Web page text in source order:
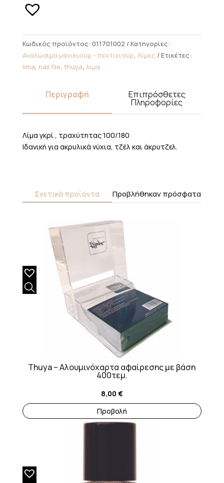
Γκρί
100/180
Κωδικός προϊόντος: 011701002
Κατηγορίες:
Αναλώσιμα μανικιούρ - πεντικιούρ, Λίμες
Ετικέτες:
lima, nail file, thuya, λιμα
Περιγραφή Επιπρόσθετες
Πληροφορίες
Λίμα γκρί , τραχύτητας 100/180
Ιδανική για ακρυλικά νύχια, τζέλ και άκρυτζελ.
Σχετικά προϊόντα Προβλήθηκαν πρόσφατα
Thuya – Αλουμινόχαρτα αφαίρεσης με βάση
400τεμ.
8,00 €
Προβολή